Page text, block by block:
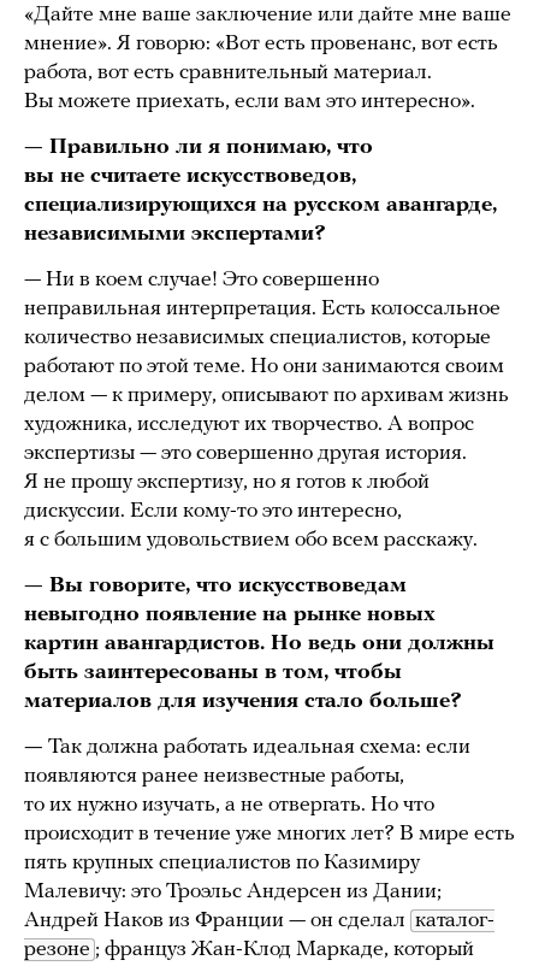
«Дайте мне ваше заключение или дайте мне ваше
мнение». Я говорю: «Вот есть провенанс, вот есть
работа, вот есть сравнительный материал.
Вы можете приехать, если вам это интересно».
— Правильно ли я понимаю, что
вы не считаете искусствоведов,
специализирующихся на русском авангарде,
независимыми экспертами?
— Ни в коем случае! Это совершенно
неправильная интерпретация. Есть колоссальное
количество независимых специалистов, которые
работают по этой теме. Но они занимаются своим
делом — к примеру, описывают по архивам жизнь
художника, исследуют их творчество. А вопрос
экспертизы — это совершенно другая история.
Я не прошу экспертизу, но я готов к любой
дискуссии. Если кому-то это интересно,
я с большим удовольствием обо всем расскажу.
— Вы говорите, что искусствоведам
невыгодно появление на рынке новых
картин авангардистов. Но ведь они должны
быть заинтересованы в том, чтобы
материалов для изучения стало больше?
— Так должна работать идеальная схема: если
появляются ранее неизвестные работы,
то их нужно изучать, а не отвергать. Но что
происходит в течение уже многих лет? В мире есть
пять крупных специалистов по Казимиру
Малевичу: это Троэльс Андерсен из Дании;
Андрей Наков из Франции — он сделал каталог-
резоне ; француз Жан-Клод Маркаде, который